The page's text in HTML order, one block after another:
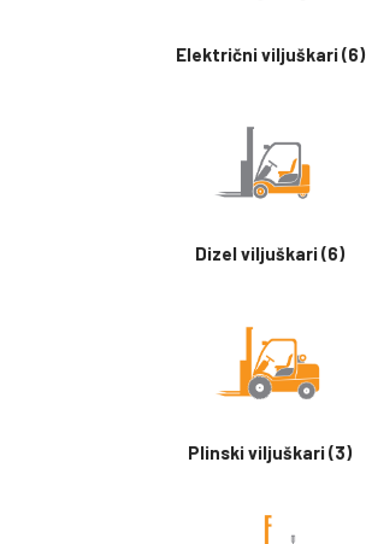
Električni viljuškari(6)
Dizel viljuškari(6)
Plinski viljuškari(3)